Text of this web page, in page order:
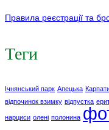
Правила реєстрації та
Теги
Ічнянський парк Апецька
відпочинок взимку відпустка
нарциси олені полонина